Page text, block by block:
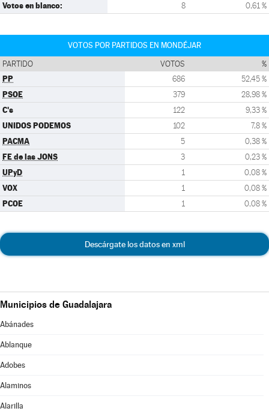
Votos en blanco: 8 0,61 %
VOTOS POR PARTIDOS EN MONDÉJAR
PARTIDO VOTOS %
PP 686 52,45 %
PSOE 379 28,98 %
C's 122 9,33 %
UNIDOS PODEMOS 102 7,8 %
PACMA 5 0,38 %
FE de las JONS 3 0,23 %
UPyD 1 0,08 %
VOX 1 0,08 %
PCOE 1 0,08 %
Descárgate los datos en xml
Municipios de Guadalajara
Abánades
Ablanque
Adobes
Alaminos
Alarilla